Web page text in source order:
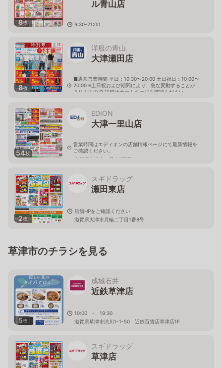
8枚
ル青山店
9:30-21:00
8枚
洋服の青山
大津瀬田店
■通常営業時間 平日：10:30〜20:00 土日祝日：10:00〜
20:00 ※土日祝および期間により、急な変動することが
ありますので 詳細はホームページを確認ください
54枚
EDION
大津一里山店
営業時間はエディオンの店舗情報ページにて最新情報を
ご確認ください。
滋賀県大津市一里山7丁目1-1
2枚
スギドラッグ
瀬田東店
店舗HPをご確認ください
滋賀県大津市月輪二丁目1番8号
草津市のチラシを見る
5枚
成城石井
近鉄草津店
10:00 - 19:30
滋賀県草津市渋川1-1-50 近鉄百貨店草津店1F
スギドラッグ
草津店